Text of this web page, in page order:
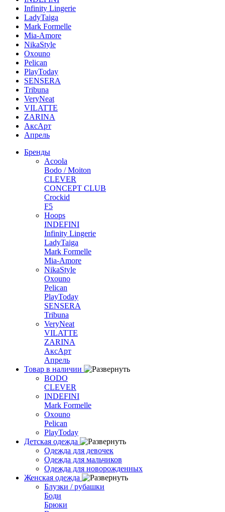
Infinity Lingerie
LadyTaiga
Mark Formelle
Mia-Amore
NikaStyle
Oxouno
Pelican
PlayToday
SENSERA
Tribuna
VeryNeat
VILATTE
ZARINA
АксАрт
Апрель
Бренды
Acoola
Bodo / Moiton
CLEVER
CONCEPT CLUB
Crockid
F5
Hoops
INDEFINI
Infinity Lingerie
LadyTaiga
Mark Formelle
Mia-Amore
NikaStyle
Oxouno
Pelican
PlayToday
SENSERA
Tribuna
VeryNeat
VILATTE
ZARINA
АксАрт
Апрель
Товар в наличии
BODO
CLEVER
INDEFINI
Mark Formelle
Oxouno
Pelican
PlayToday
Детская одежда
Одежда для девочек
Одежда для мальчиков
Одежда для новорожденных
Женская одежда
Блузки / рубашки
Боди
Брюки